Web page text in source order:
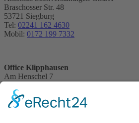
Braschosser Str. 48
53721 Siegburg
Tel: 02241 162 4630
Mobil: 0172 199 7332
Office Klipphausen
Am Henschel 7
Tel:0351 8888 9920